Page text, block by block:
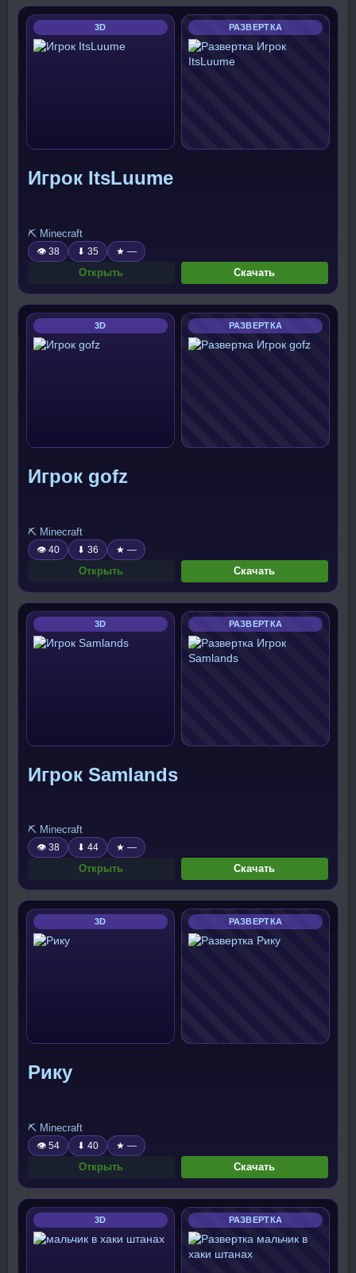
3D РАЗВЕРТКА
Игрок ItsLuume
⛏️ Minecraft
👁 38 ⬇ 35 ★ —
Открыть Скачать
3D РАЗВЕРТКА
Игрок gofz
⛏️ Minecraft
👁 40 ⬇ 36 ★ —
Открыть Скачать
3D РАЗВЕРТКА
Игрок Samlands
⛏️ Minecraft
👁 38 ⬇ 44 ★ —
Открыть Скачать
3D РАЗВЕРТКА
Рику
⛏️ Minecraft
👁 54 ⬇ 40 ★ —
Открыть Скачать
3D РАЗВЕРТКА